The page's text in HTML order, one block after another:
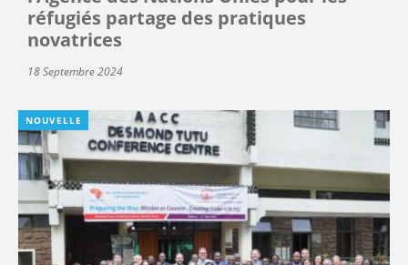
réfugiés partage des pratiques
novatrices
18 Septembre 2024
NOUVELLE